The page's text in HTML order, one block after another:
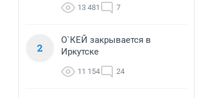
13 481 7
2
О`КЕЙ закрывается в
Иркутске
11 154 24